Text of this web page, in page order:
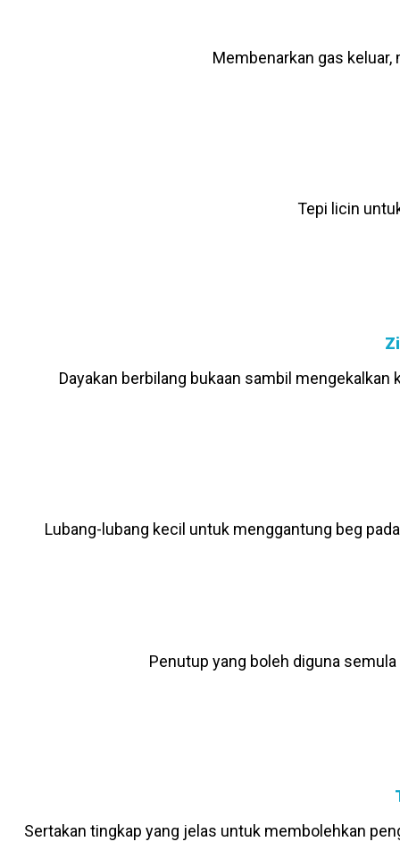
Membenarkan gas
Tepi licin
Dayakan berbilang bukaan sambil
Lubang-lubang kecil untuk menggantung beg
Penutup yang boleh diguna
Sertakan tingkap yang jelas untuk membolehkan